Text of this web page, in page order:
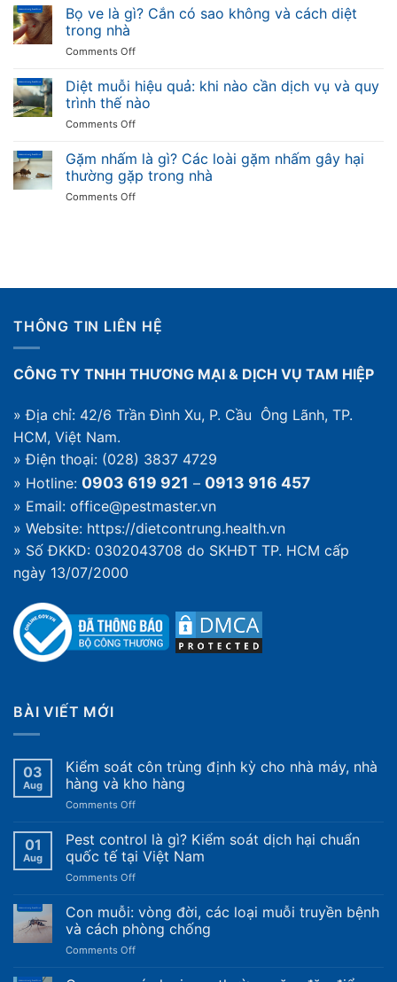
hại
nhện
cách
phòng
ngữ
chuyên
diệt
trùng
Bọ ve là gì? Cắn có sao không và cách diệt
trong nhà
Comments Offon
ve
là
gì?
Cắn
sao
không
và
Diệt muỗi hiệu quả: khi nào cần dịch vụ và quy
trình thế nào
Comments Offon
muỗi
hiệu
quả:
khi
quy
thế
nào
Gặm nhấm là gì? Các loài gặm nhấm gây hại
thường gặp trong nhà
Comments Offon
loài
nhấm
gây
gặp
THÔNG TIN LIÊN HỆ
CÔNG TY TNHH THƯƠNG MẠI & DỊCH VỤ TAM HIỆP
» Địa chỉ: 42/6 Trần Đình Xu, P. Cầu Ông Lãnh, TP.
HCM, Việt Nam.
» Điện thoại: (028) 3837 4729
» Hotline: 0903 619 921 – 0913 916 457
» Email: office@pestmaster.vn
» Website: https://dietcontrung.health.vn
» Số ĐKKD: 0302043708 do SKHĐT TP. HCM cấp
ngày 13/07/2000
BÀI VIẾT MỚI
03
Aug
Kiểm soát côn trùng định kỳ cho nhà máy, nhà
hàng và kho hàng
Comments Offon
soát
côn
trùng
định
cho
nhà
01
Aug
Pest control là gì? Kiểm soát dịch hại chuẩn
quốc tế tại Việt Nam
Comments Offon
control
là
gì?
Kiểm
Con muỗi: vòng đời, các loại muỗi truyền bệnh
và cách phòng chống
Comments Offon
muỗi: